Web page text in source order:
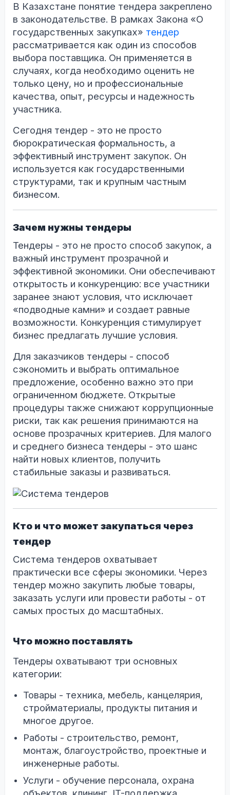
В Казахстане понятие тендера закреплено
в законодательстве. В рамках Закона «О
государственных закупках» тендер
рассматривается как один из способов
выбора поставщика. Он применяется в
случаях, когда необходимо оценить не
только цену, но и профессиональные
качества, опыт, ресурсы и надежность
участника.
Сегодня тендер - это не просто
бюрократическая формальность, а
эффективный инструмент закупок. Он
используется как государственными
структурами, так и крупным частным
бизнесом.
Зачем нужны тендеры
Тендеры - это не просто способ закупок, а
важный инструмент прозрачной и
эффективной экономики. Они обеспечивают
открытость и конкуренцию: все участники
заранее знают условия, что исключает
«подводные камни» и создает равные
возможности. Конкуренция стимулирует
бизнес предлагать лучшие условия.
Для заказчиков тендеры - способ
сэкономить и выбрать оптимальное
предложение, особенно важно это при
ограниченном бюджете. Открытые
процедуры также снижают коррупционные
риски, так как решения принимаются на
основе прозрачных критериев. Для малого
и среднего бизнеса тендеры - это шанс
найти новых клиентов, получить
стабильные заказы и развиваться.
Кто и что может закупаться через
тендер
Система тендеров охватывает
практически все сферы экономики. Через
тендер можно закупить любые товары,
заказать услуги или провести работы - от
самых простых до масштабных.
Что можно поставлять
Тендеры охватывают три основных
категории:
Товары - техника, мебель, канцелярия,
стройматериалы, продукты питания и
многое другое.
Работы - строительство, ремонт,
монтаж, благоустройство, проектные и
инженерные работы.
Услуги - обучение персонала, охрана